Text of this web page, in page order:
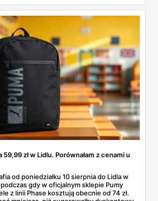
w przyszłym tygodniu i czy jest
zanim skończą się wakacje.
59,99 zł w Lidlu. Porównałam z cenami u
od poniedziałku 10 sierpnia do Lidla w
gdy w oficjalnym sklepie Pumy
z linii Phase kosztują obecnie od 74 zł.